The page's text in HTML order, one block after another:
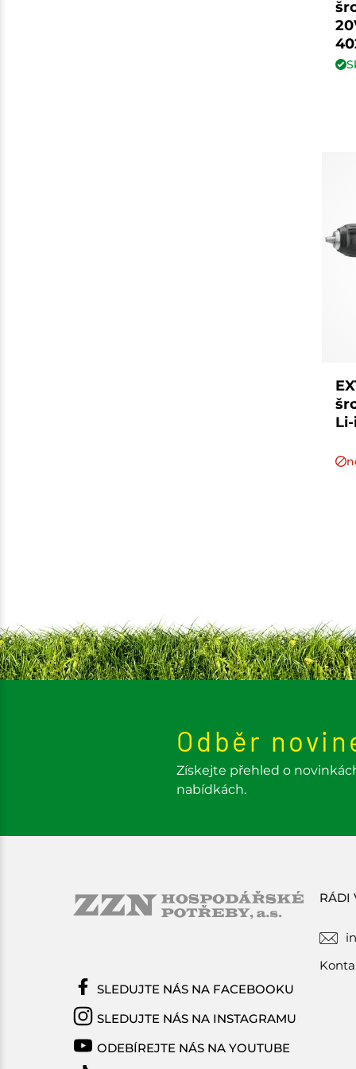
Odběr
Získejte přehled o
nabídkách.
RÁDI
SLEDUJTE NÁS NA FACEBOOKU
SLEDUJTE NÁS NA INSTAGRAMU
ODEBÍREJTE NÁS NA YOUTUBE